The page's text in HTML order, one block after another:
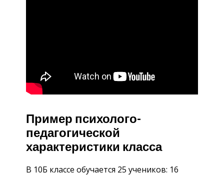
Пример психолого-
педагогической
характеристики класса
В 10Б классе обучается 25 учеников: 16